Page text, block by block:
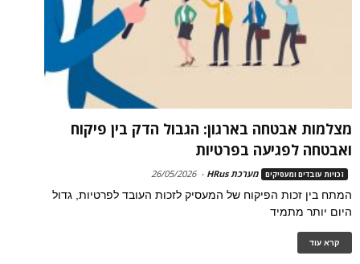
מצלמות אבטחה בארגון: הגבול הדק בין פיקוח
ואבטחה לפגיעה בפרטיות
זכויות עובדים ומעסיקים מערכת HRus -
26/05/2026
המתח בין זכות הפיקוח של המעסיק לזכות העובד לפרטיות, גדול
היום יותר מתמיד
קרא עוד